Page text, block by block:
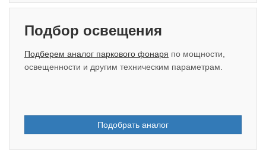
Подбор освещения
Подберем аналог паркового фонаря по мощности,
освещенности и другим техническим параметрам.
Подобрать аналог